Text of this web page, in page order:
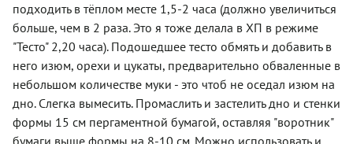
подходить в тёплом месте 1,5-2 часа (должно увеличиться
больше, чем в 2 раза. Это я тоже делала в ХП в режиме
"Тесто" 2,20 часа). Подошедшее тесто обмять и добавить в
него изюм, орехи и цукаты, предварительно обваленные в
небольшом количестве муки - это чтоб не оседал изюм на
дно. Слегка вымесить. Промаслить и застелить дно и стенки
формы 15 см пергаментной бумагой, оставляя "воротник"